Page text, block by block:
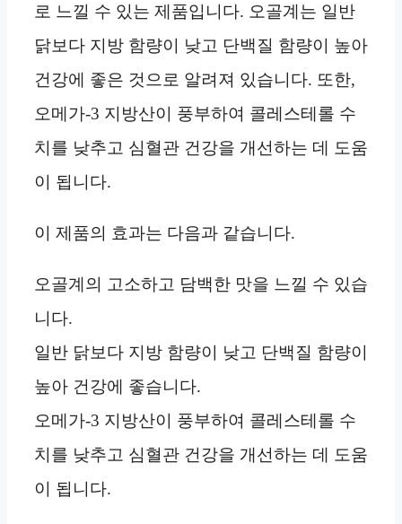
로 느낄 수 있는 제품입니다. 오골계는 일반
닭보다 지방 함량이 낮고 단백질 함량이 높아
건강에 좋은 것으로 알려져 있습니다. 또한,
오메가-3 지방산이 풍부하여 콜레스테롤 수
치를 낮추고 심혈관 건강을 개선하는 데 도움
이 됩니다.
이 제품의 효과는 다음과 같습니다.
오골계의 고소하고 담백한 맛을 느낄 수 있습
니다.
일반 닭보다 지방 함량이 낮고 단백질 함량이
높아 건강에 좋습니다.
오메가-3 지방산이 풍부하여 콜레스테롤 수
치를 낮추고 심혈관 건강을 개선하는 데 도움
이 됩니다.